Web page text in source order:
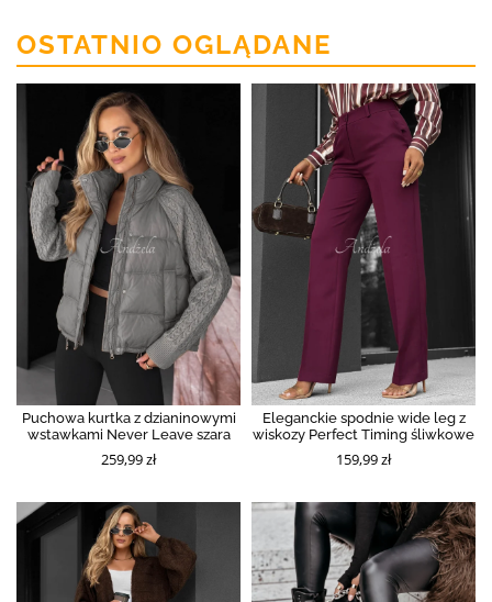
OSTATNIO OGLĄDANE
Puchowa kurtka z dzianinowymi
wstawkami Never Leave szara
259,99 zł
Eleganckie spodnie wide leg z
wiskozy Perfect Timing śliwkowe
159,99 zł